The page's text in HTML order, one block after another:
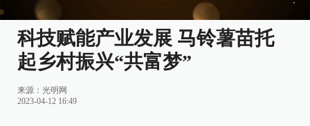
科技赋能产业发展 马铃薯苗托
起乡村振兴“共富梦”
来源： 光明网
2023-04-12 16:49